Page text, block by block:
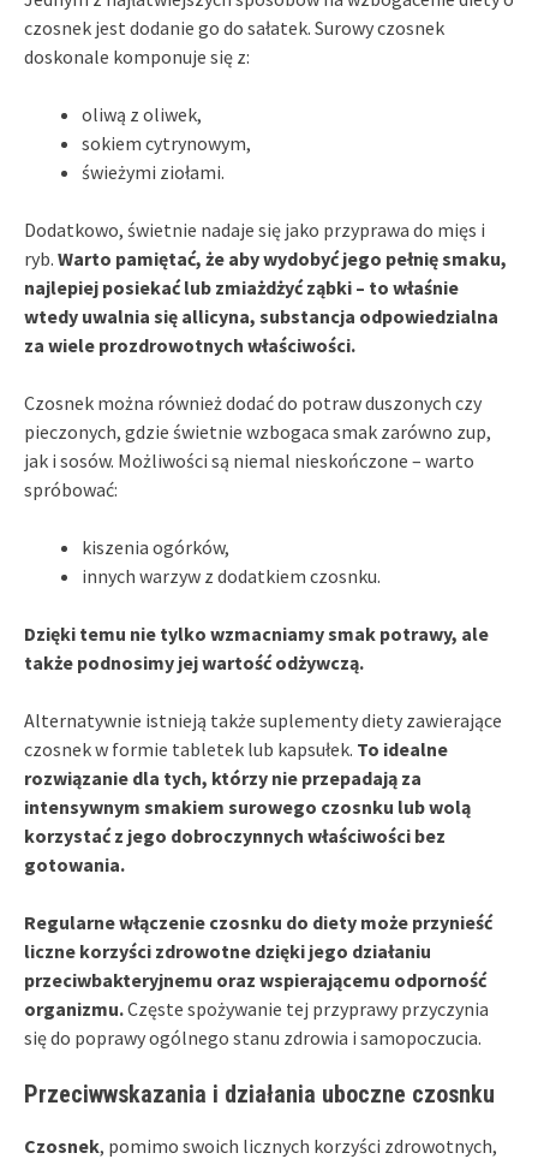
czosnek jest dodanie go do sałatek. Surowy czosnek
doskonale komponuje się z:
oliwą z oliwek,
sokiem cytrynowym,
świeżymi ziołami.
Dodatkowo, świetnie nadaje się jako przyprawa do mięs i
ryb. Warto pamiętać, że aby wydobyć jego pełnię smaku,
najlepiej posiekać lub zmiażdżyć ząbki – to właśnie
wtedy uwalnia się allicyna, substancja odpowiedzialna
za wiele prozdrowotnych właściwości.
Czosnek można również dodać do potraw duszonych czy
pieczonych, gdzie świetnie wzbogaca smak zarówno zup,
jak i sosów. Możliwości są niemal nieskończone – warto
spróbować:
kiszenia ogórków,
innych warzyw z dodatkiem czosnku.
Dzięki temu nie tylko wzmacniamy smak potrawy, ale
także podnosimy jej wartość odżywczą.
Alternatywnie istnieją także suplementy diety zawierające
czosnek w formie tabletek lub kapsułek. To idealne
rozwiązanie dla tych, którzy nie przepadają za
intensywnym smakiem surowego czosnku lub wolą
korzystać z jego dobroczynnych właściwości bez
gotowania.
Regularne włączenie czosnku do diety może przynieść
liczne korzyści zdrowotne dzięki jego działaniu
przeciwbakteryjnemu oraz wspierającemu odporność
organizmu.Częste spożywanie tej przyprawy przyczynia
się do poprawy ogólnego stanu zdrowia i samopoczucia.
Przeciwwskazania i działania uboczne czosnku
Czosnek, pomimo swoich licznych korzyści zdrowotnych,